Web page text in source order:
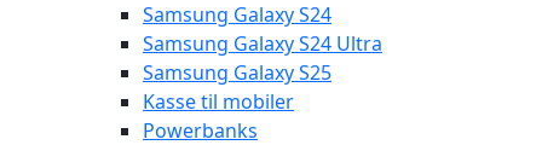
Samsung Galaxy S24
Samsung Galaxy S24 Ultra
Samsung Galaxy S25
Kasse til mobiler
Powerbanks